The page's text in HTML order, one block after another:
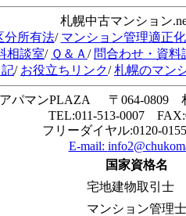
札幌中古マンション
分所有法/ マンション管理適正
相談室/ Ｑ＆Ａ / 問合わせ・資料
/ お役立ちリンク/札幌のマン
パマンPLAZA 〒064-0809
TEL:011-513-0007
フリーダイヤル:0120-
E-mail:
国家資格名
宅地建物取引士
マンション管理士